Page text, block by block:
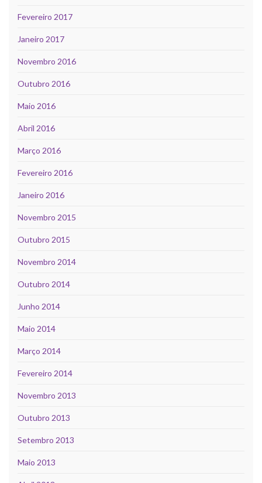
Fevereiro 2017
Janeiro 2017
Novembro 2016
Outubro 2016
Maio 2016
Abril 2016
Março 2016
Fevereiro 2016
Janeiro 2016
Novembro 2015
Outubro 2015
Novembro 2014
Outubro 2014
Junho 2014
Maio 2014
Março 2014
Fevereiro 2014
Novembro 2013
Outubro 2013
Setembro 2013
Maio 2013